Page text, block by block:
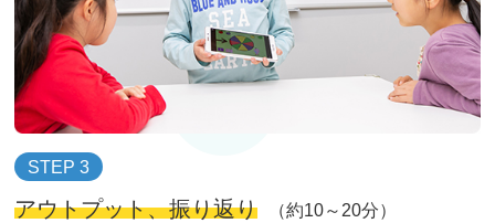
STEP 3
アウトプット、振り返り （約10～20分）